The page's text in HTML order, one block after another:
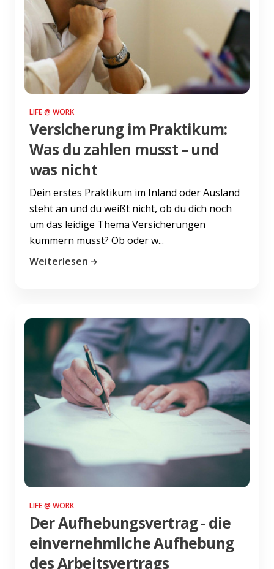
LIFE @ WORK
Versicherung im Praktikum:
Was du zahlen musst – und
was nicht
Dein erstes Praktikum im Inland oder Ausland
steht an und du weißt nicht, ob du dich noch
um das leidige Thema Versicherungen
kümmern musst? Ob oder w...
Weiterlesen
LIFE @ WORK
Der Aufhebungsvertrag - die
einvernehmliche Aufhebung
des Arbeitsvertrags